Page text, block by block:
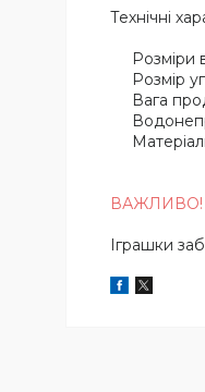
Технічні
Розміри
Розмір
Вага
ВАЖЛИВО!
Іграшки